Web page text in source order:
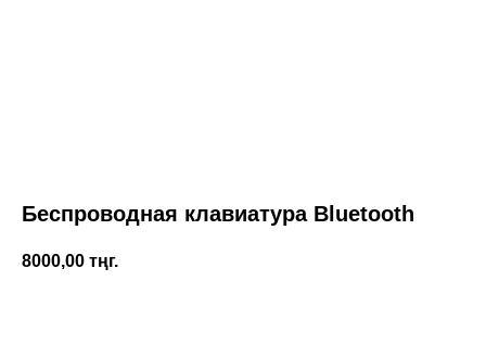
Беспроводная клавиатура Bluetooth
8000,00 тңг.